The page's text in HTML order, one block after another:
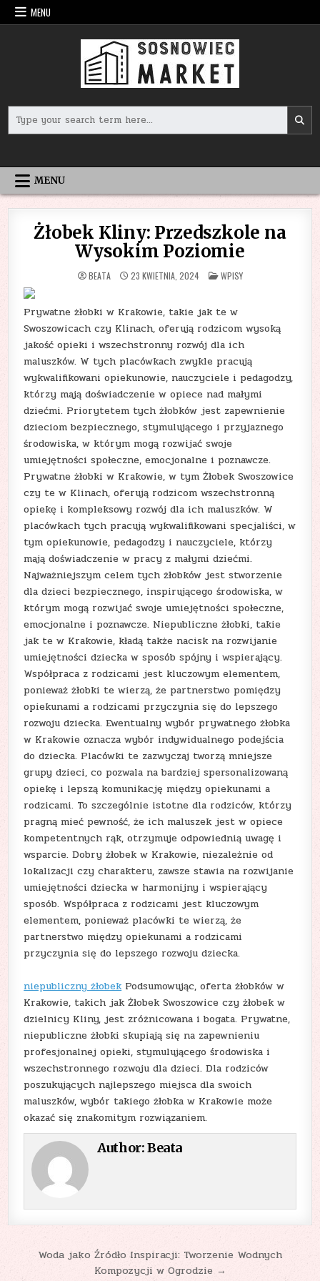
Skip
to
MENU
for:
MENU
Żłobek Kliny: Przedszkole na
Wysokim Poziomie
BEATA 23 KWIETNIA, 2024 POSTED
IN
WPISY
Prywatne żłobki w Krakowie, takie jak te w
Swoszowicach czy Klinach, oferują rodzicom wysoką
jakość opieki i wszechstronny rozwój dla ich
maluszków. W tych placówkach zwykle pracują
wykwalifikowani opiekunowie, nauczyciele i pedagodzy,
którzy mają doświadczenie w opiece nad małymi
dziećmi. Priorytetem tych żłobków jest zapewnienie
dzieciom bezpiecznego, stymulującego i przyjaznego
środowiska, w którym mogą rozwijać swoje
umiejętności społeczne, emocjonalne i poznawcze.
Prywatne żłobki w Krakowie, w tym Żłobek Swoszowice
czy te w Klinach, oferują rodzicom wszechstronną
opiekę i kompleksowy rozwój dla ich maluszków. W
placówkach tych pracują wykwalifikowani specjaliści, w
tym opiekunowie, pedagodzy i nauczyciele, którzy
mają doświadczenie w pracy z małymi dziećmi.
Najważniejszym celem tych żłobków jest stworzenie
dla dzieci bezpiecznego, inspirującego środowiska, w
którym mogą rozwijać swoje umiejętności społeczne,
emocjonalne i poznawcze. Niepubliczne żłobki, takie
jak te w Krakowie, kładą także nacisk na rozwijanie
umiejętności dziecka w sposób spójny i wspierający.
Współpraca z rodzicami jest kluczowym elementem,
ponieważ żłobki te wierzą, że partnerstwo pomiędzy
opiekunami a rodzicami przyczynia się do lepszego
rozwoju dziecka. Ewentualny wybór prywatnego żłobka
w Krakowie oznacza wybór indywidualnego podejścia
do dziecka. Placówki te zazwyczaj tworzą mniejsze
grupy dzieci, co pozwala na bardziej spersonalizowaną
opiekę i lepszą komunikację między opiekunami a
rodzicami. To szczególnie istotne dla rodziców, którzy
pragną mieć pewność, że ich maluszek jest w opiece
kompetentnych rąk, otrzymuje odpowiednią uwagę i
wsparcie. Dobry żłobek w Krakowie, niezależnie od
lokalizacji czy charakteru, zawsze stawia na rozwijanie
umiejętności dziecka w harmonijny i wspierający
sposób. Współpraca z rodzicami jest kluczowym
elementem, ponieważ placówki te wierzą, że
partnerstwo między opiekunami a rodzicami
przyczynia się do lepszego rozwoju dziecka.
niepubliczny żłobekPodsumowując, oferta żłobków w
Krakowie, takich jak Żłobek Swoszowice czy żłobek w
dzielnicy Kliny, jest zróżnicowana i bogata. Prywatne,
niepubliczne żłobki skupiają się na zapewnieniu
profesjonalnej opieki, stymulującego środowiska i
wszechstronnego rozwoju dla dzieci. Dla rodziców
poszukujących najlepszego miejsca dla swoich
maluszków, wybór takiego żłobka w Krakowie może
okazać się znakomitym rozwiązaniem.
Author:Beata
Nawigacja
Woda jako Źródło Inspiracji: Tworzenie Wodnych
Kompozycji w Ogrodzie →